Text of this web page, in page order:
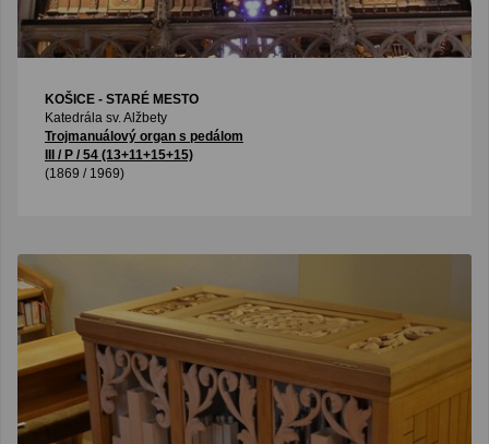
KOŠICE - STARÉ MESTO
Katedrála sv. Alžbety
Trojmanuálový organ s pedálom
III / P / 54 (13+11+15+15)
(1869 / 1969)